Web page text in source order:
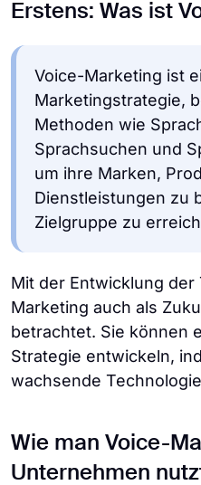
Erstens: Was ist
Voice-Marketing ist
Marketingstrategie,
Methoden wie
Sprachsuchen und
um ihre Marken,
Dienstleistungen zu
Zielgruppe zu
Mit der Entwicklung
Marketing auch als
betrachtet. Sie können
Strategie entwickeln,
wachsende
Wie man Voice-
Unternehmen